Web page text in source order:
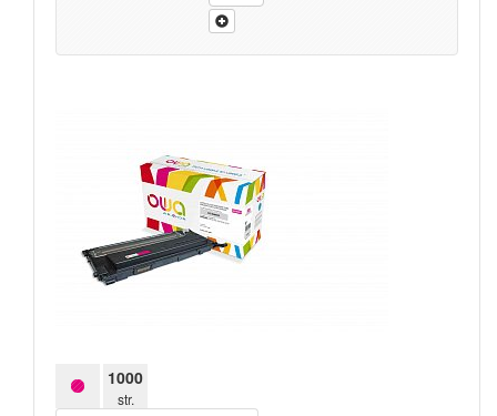
Samolepící štítky
1000
str.